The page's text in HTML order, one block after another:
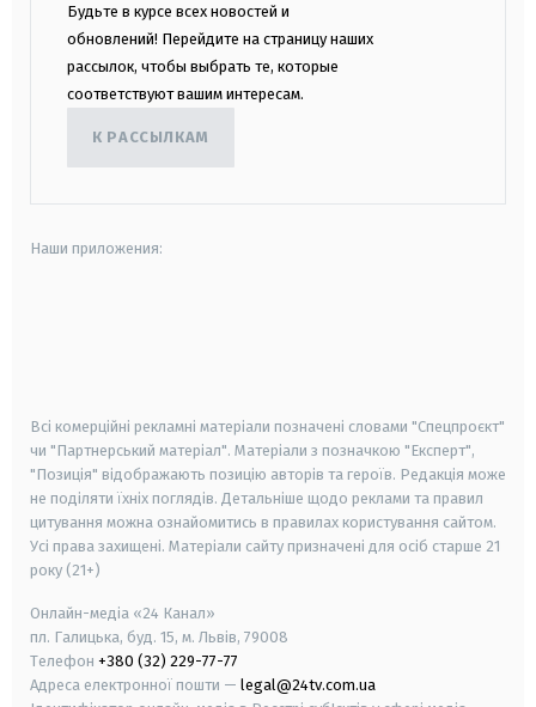
Будьте в курсе всех новостей и
обновлений! Перейдите на страницу наших
рассылок, чтобы выбрать те, которые
соответствуют вашим интересам.
К РАССЫЛКАМ
Наши приложения:
Всі комерційні рекламні матеріали позначені словами "Спецпроєкт"
чи "Партнерський матеріал". Матеріали з позначкою "Експерт",
"Позиція" відображають позицію авторів та героїв. Редакція може
не поділяти їхніх поглядів. Детальніше щодо реклами та правил
цитування можна ознайомитись в правилах користування сайтом.
Усі права захищені. Матеріали сайту призначені для осіб старше 21
року (21+)
Онлайн-медіа «24 Канал»
пл. Галицька, буд. 15, м. Львів, 79008
Телефон +380 (32) 229-77-77
Адреса електронної пошти — legal@24tv.com.ua